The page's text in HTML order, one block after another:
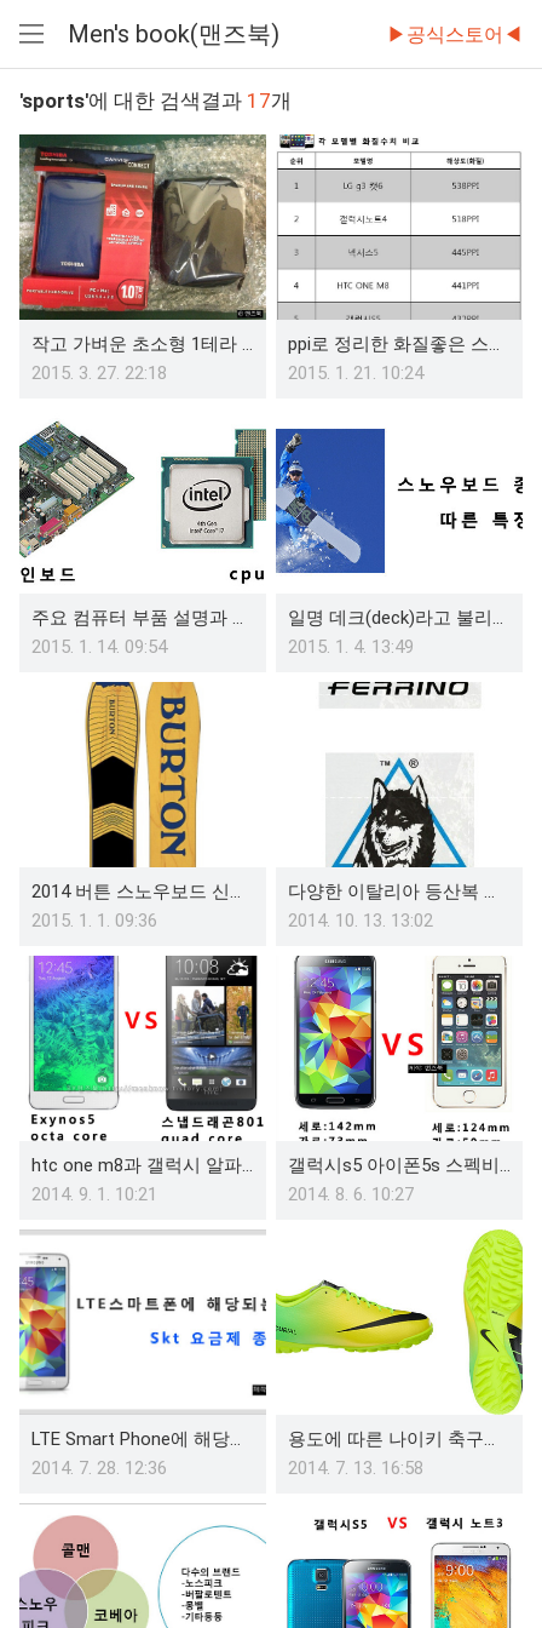
메
뉴
기
Men's book(맨즈북) ▶공식스토어◀
'sports'에 대한 검색결과 17개
작고 가벼운 초소형 1테라 외장하드 toshiba cavino connect 구매후기
2015. 3. 27. 22:18
ppi로 정리한 화질좋은 스마트폰
2015. 1. 21. 10:24
주요 컴퓨터 부품 설명과 역할 및 기능
2015. 1. 14. 09:54
일명 데크(deck)라고 불리우는 스노우보드 종류
2015. 1. 4. 13:49
2014 버튼 스노우보드 신상품목[burton snowboard]
2015. 1. 1. 09:36
다양한 이탈리아 등산복 브랜드 정리
2014. 10. 13. 13:02
htc one m8과 갤럭시 알파 비교(차이)
2014. 9. 1. 10:21
갤럭시s5 아이폰5s 스펙비교, 차이점 확인해보기
2014. 8. 6. 10:27
LTE Smart Phone에 해당되는, skt 요금제 종류
2014. 7. 28. 12:36
용도에 따른 나이키 축구화 종류 분류(맨땅/잔디용등)
2014. 7. 13. 16:58